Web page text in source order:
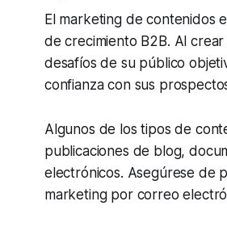
El marketing de contenidos
de crecimiento B2B. Al
desafíos de su público
confianza con sus
Algunos de los tipos de
publicaciones de blog,
electrónicos. Asegúrese de
marketing por correo